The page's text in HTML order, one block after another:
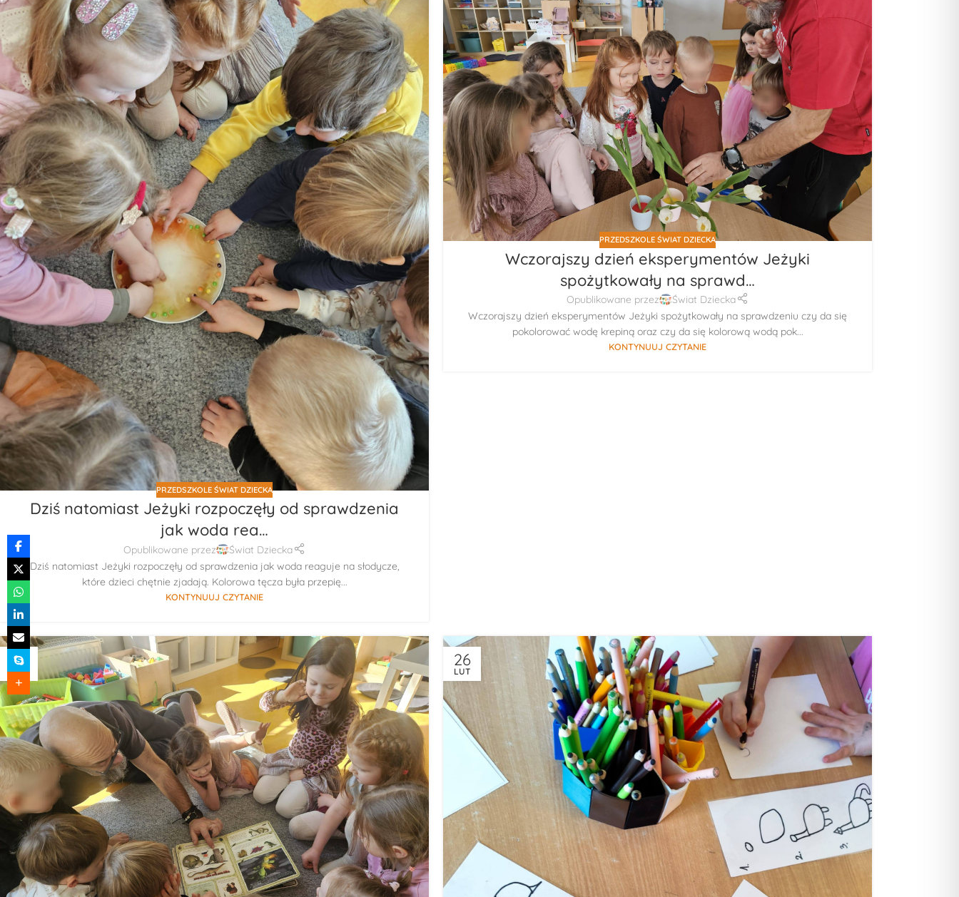
PRZEDSZKOLE ŚWIAT DZIECKA
Dziś natomiast Jeżyki rozpoczęły od sprawdzenia
jak woda rea…
Opublikowane przez
Świat Dziecka
Dziś natomiast Jeżyki rozpoczęły od sprawdzenia jak woda reaguje na słodycze,
które dzieci chętnie zjadają. Kolorowa tęcza była przepię...
KONTYNUUJ CZYTANIE
PRZEDSZKOLE ŚWIAT DZIECKA
Wczorajszy dzień eksperymentów Jeżyki
spożytkowały na sprawd…
Opublikowane przez
Świat Dziecka
Wczorajszy dzień eksperymentów Jeżyki spożytkowały na sprawdzeniu czy da się
pokolorować wodę krepiną oraz czy da się kolorową wodą pok...
KONTYNUUJ CZYTANIE
26
LUT
26
LUT